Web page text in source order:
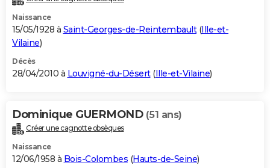
Naissance
15/05/1928 à Saint-Georges-de-Reintembault(Ille-et-
Vilaine)
Décès
28/04/2010 à Louvigné-du-Désert(Ille-et-Vilaine)
Dominique GUERMOND (51 ans)
Créer une cagnotte obsèques
Naissance
12/06/1958 à Bois-Colombes (Hauts-de-Seine)